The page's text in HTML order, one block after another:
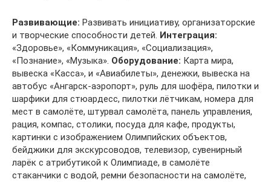
Развивающие: Развивать инициативу, организаторские
и творческие способности детей. Интеграция:
«Здоровье», «Коммуникация», «Социализация»,
«Познание», «Музыка». Оборудование: Карта мира,
вывеска «Касса», и «Авиабилеты», денежки, вывеска на
автобус «Ангарск-аэропорт», руль для шофёра, пилотки и
шарфики для стюардесс, пилотки лётчикам, номера для
мест в самолёте, штурвал самолёта, панель управления,
рация, компас, столики, посуда для кафе, продукты,
картинки с изображением Олимпийских объектов,
бейджики для экскурсоводов, телевизор, сувенирный
ларёк с атрибутикой к Олимпиаде, в самолёте
стаканчики с водой, ремни безопасности на самолёте,